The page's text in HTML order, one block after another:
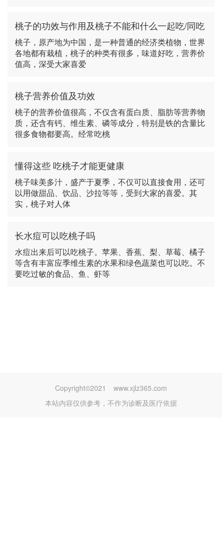
桃子的功效与作用及桃子不能和什么一起吃/同吃
桃子，原产地为中国，是一种普通的经济类植物，世界
各地都有栽植，桃子的种类有很多，味道好吃，营养价
值高，深受大家喜爱
桃子营养价值及功效
桃子的营养价值很高，不仅含有蛋白质、脂肪等营养物
质，还含有钙、维生素、磷等成分，特别是铁的含量比
很多食物都要高。经常吃桃
懂得这些 吃桃子才能更健康
桃子味美多汁，盛产于夏季，不仅可以直接食用，还可
以用做甜品、饮品、沙拉等等，受到大家的喜爱。其
实，桃子对人体
长水痘可以吃桃子吗
水痘出来后可以吃桃子。苹果、香蕉、梨、草莓、橘子
等含有丰富应季维生素的水果和绿色蔬菜也可以吃。不
要吃过敏的食品、鱼、虾等
Copyright©2021
www.xjlz365.com
本站内容仅供参考，不作为诊断及医疗依据